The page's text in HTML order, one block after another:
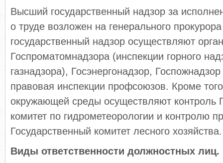
Высший государственный надзор за
о труде возложен на генерального
государственный надзор осуществляют
Госпроматомнадзора (инспекции горного
газнадзора), Госэнергонадзор,
правовая инспекции профсоюзов. Кроме
окружающей среды осуществляют контроль
комитет по гидрометеорологии и контролю
Государственный комитет лесного хозяйства.
Виды ответственности должностных лиц.